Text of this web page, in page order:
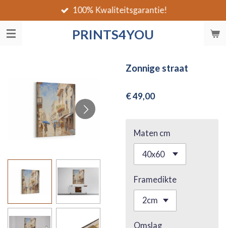
direct
naar
PRINTS4YOU
100% Kwaliteitsgarantie!
Zonnige straat
€ 49,00
Maten cm
Framedikte
Omslag